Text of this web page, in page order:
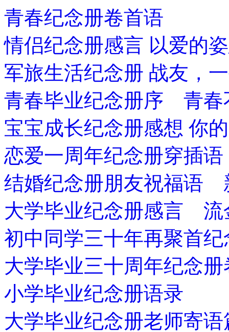
青春纪念册卷首语
情侣纪念册感言 以爱的
军旅生活纪念册 战友，
青春毕业纪念册序 青春
宝宝成长纪念册感想 你
恋爱一周年纪念册穿插
结婚纪念册朋友祝福语
大学毕业纪念册感言 流
初中同学三十年再聚首
大学毕业三十周年纪念册
小学毕业纪念册语录
大学毕业纪念册老师寄语